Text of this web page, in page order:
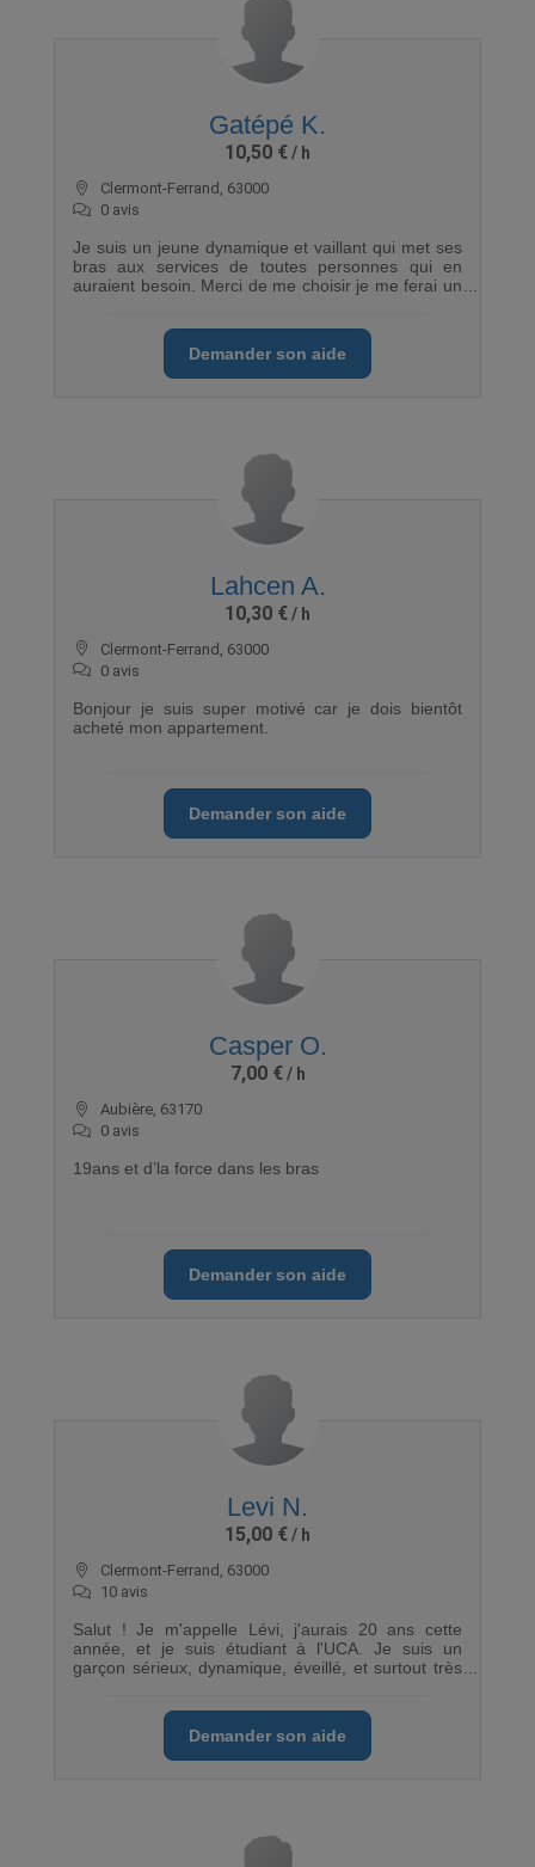
Gatépé K.
10,50 €
Clermont-Ferrand, 63000
0 avis
Je suis un jeune dynamique et vaillant qui met ses
bras aux services de toutes personnes qui en
auraient besoin. Merci de me choisir je me ferai un
Demander son aide
Lahcen A.
10,30 €
Clermont-Ferrand, 63000
0 avis
Bonjour je suis super motivé car je dois bientôt
acheté mon appartement.
Demander son aide
Casper O.
7,00 €
Aubière, 63170
0 avis
19ans et d’la force dans les bras
Demander son aide
Levi N.
15,00 €
Clermont-Ferrand, 63000
10 avis
Salut ! Je m'appelle Lévi, j'aurais 20 ans cette
année, et je suis étudiant à l'UCA. Je suis un
garçon sérieux, dynamique, éveillé, et surtout très
pour travailler comme une équipe, afin que votre
déménagement soit un véritable succès et donc un
bon souvenir. Merci de me contacter en cas de
Demander son aide